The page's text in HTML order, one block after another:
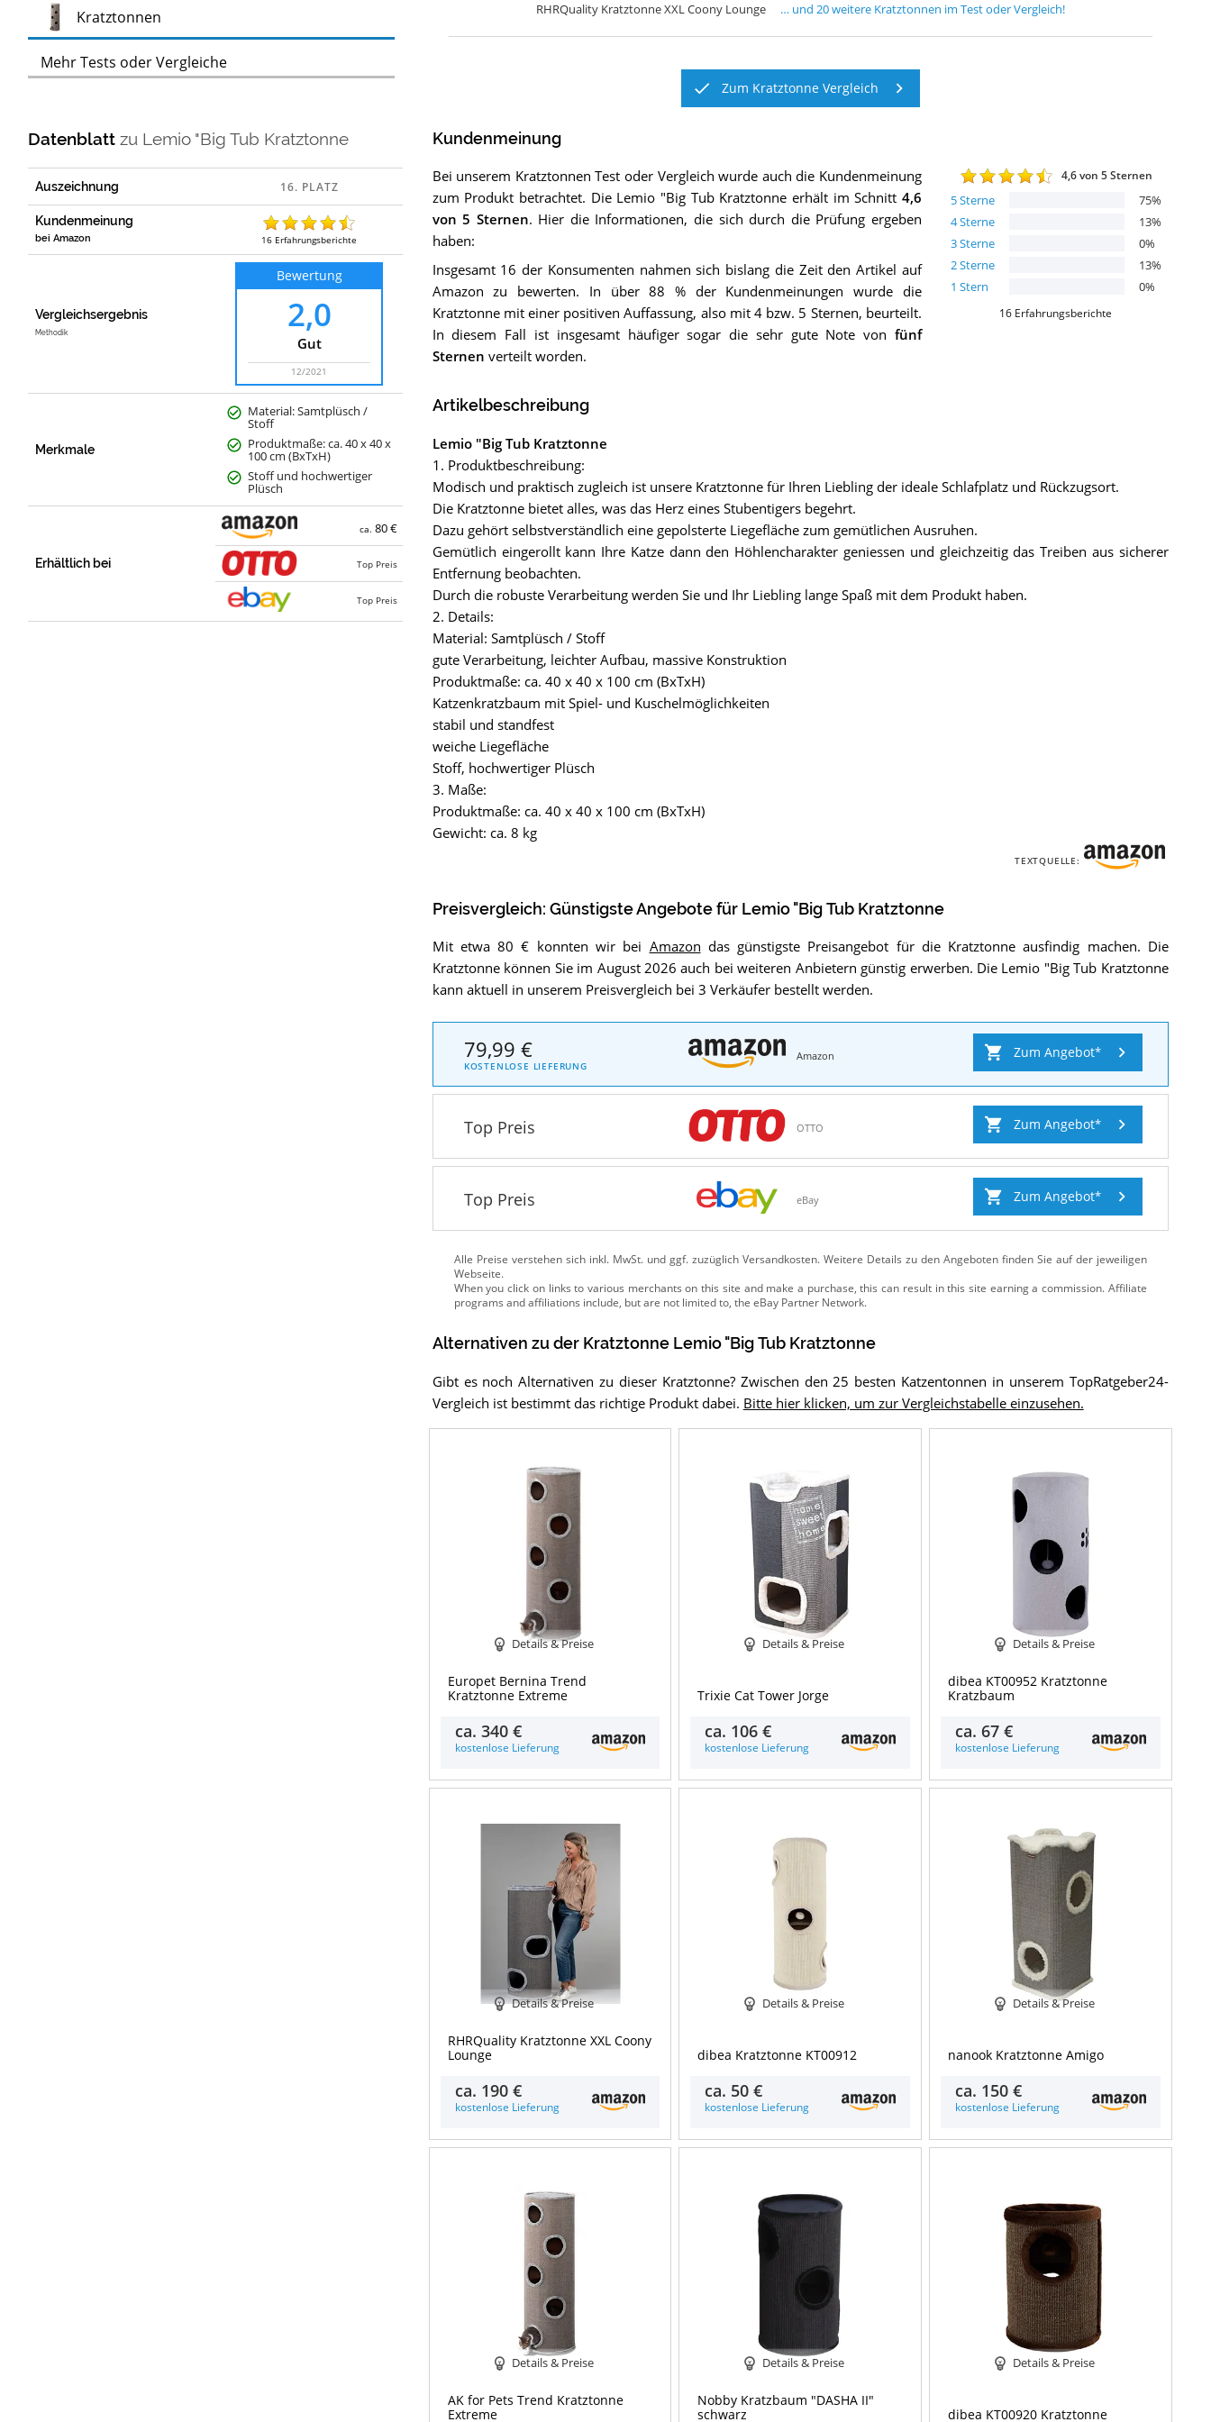
Kratztonnen
Mehr Tests oder Vergleiche
Datenblattzu Lemio "Big Tub Kratztonne
Auszeichnung
Kundenmeinung
bei Amazon 16 Erfahrungsberichte
Vergleichsergebnis
Methodik
Bewertung
2,0
Gut
12/2021
Merkmale
Material: Samtplüsch /
Stoff
Produktmaße: ca. 40 x 40 x
100 cm (BxTxH)
Stoff und hochwertiger
Plüsch
Erhältlich bei
ca.80 €
Top Preis
Top Preis
RHRQuality Kratztonne XXL Coony Lounge
… und 20weitere Kratztonnen im Test oder Vergleich!
Zum Kratztonne Vergleich
Kundenmeinung
4,6von 5 Sternen
5Sterne 75%
4Sterne 13%
3Sterne 0%
2Sterne 13%
1 Stern 0%
16 Erfahrungsberichte
Bei unserem Kratztonnen Test oder Vergleich wurde auch die Kundenmeinung
zum Produkt betrachtet. Die Lemio "Big Tub Kratztonne erhält im Schnitt 4,6
von 5 Sternen. Hier die Informationen, die sich durch die Prüfung ergeben
haben:
Insgesamt 16 der Konsumenten nahmen sich bislang die Zeit den Artikel auf
Amazon zu bewerten. In über 88 % der Kundenmeinungen wurde die
Kratztonne mit einer positiven Auffassung, also mit 4 bzw. 5 Sternen, beurteilt.
In diesem Fall ist insgesamt häufiger sogar die sehr gute Note von fünf
Sternen verteilt worden.
Artikelbeschreibung
Lemio "Big Tub Kratztonne
1. Produktbeschreibung:
Modisch und praktisch zugleich ist unsere Kratztonne für Ihren Liebling der ideale Schlafplatz und Rückzugsort.
Die Kratztonne bietet alles, was das Herz eines Stubentigers begehrt.
Dazu gehört selbstverständlich eine gepolsterte Liegefläche zum gemütlichen Ausruhen.
Gemütlich eingerollt kann Ihre Katze dann den Höhlencharakter geniessen und gleichzeitig das Treiben aus sicherer
Entfernung beobachten.
Durch die robuste Verarbeitung werden Sie und Ihr Liebling lange Spaß mit dem Produkt haben.
2. Details:
Material: Samtplüsch / Stoff
gute Verarbeitung, leichter Aufbau, massive Konstruktion
Produktmaße: ca. 40 x 40 x 100 cm (BxTxH)
Katzenkratzbaum mit Spiel- und Kuschelmöglichkeiten
stabil und standfest
weiche Liegefläche
Stoff, hochwertiger Plüsch
3. Maße:
Produktmaße: ca. 40 x 40 x 100 cm (BxTxH)
Gewicht: ca. 8 kg
TEXTQUELLE:
Preisvergleich: Günstigste Angebote für Lemio "Big Tub Kratztonne
Mit etwa 80 € konnten wir bei Amazon das günstigste Preisangebot für die Kratztonne ausfindig machen. Die
Kratztonne können Sie im August 2026 auch bei weiteren Anbietern günstig erwerben. Die Lemio "Big Tub Kratztonne
kann aktuell in unserem Preisvergleich bei 3 Verkäufer bestellt werden.
79,99 €
KOSTENLOSE LIEFERUNG
Amazon Zum Angebot
Top Preis OTTO Zum Angebot
Top Preis eBay Zum Angebot
Alle Preise verstehen sich inkl. MwSt. und ggf. zuzüglich Versandkosten. Weitere Details zu den Angebotenfinden Sie auf der jeweiligen
Webseite.
Alternativen zu der Kratztonne Lemio "Big Tub Kratztonne
Gibt es noch Alternativen zu dieser Kratztonne? Zwischen den 25 besten Katzentonnen in unserem TopRatgeber24-
Vergleich ist bestimmt das richtige Produkt dabei. Bitte hier klicken, um zur Vergleichstabelle einzusehen.
Details & Preise
Europet Bernina Trend
Kratztonne Extreme
ca. 340 €
kostenlose Lieferung
Details & Preise
Trixie Cat Tower Jorge
ca. 106 €
kostenlose Lieferung
Details & Preise
dibea KT00952 Kratztonne
Kratzbaum
ca.67 €
kostenlose Lieferung
Details & Preise
RHRQuality Kratztonne XXL Coony
Lounge
ca. 190 €
kostenlose Lieferung
Details & Preise
dibea Kratztonne KT00912
ca. 50 €
kostenlose Lieferung
Details & Preise
nanook Kratztonne Amigo
ca. 150 €
kostenlose Lieferung
Details & Preise
AK for Pets Trend Kratztonne
Extreme
Details & Preise
Nobby Kratzbaum "DASHA II"
schwarz
Details & Preise
dibea KT00920 Kratztonne